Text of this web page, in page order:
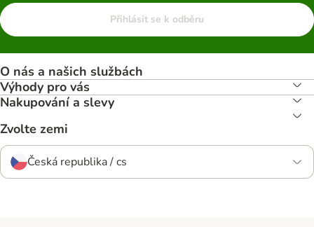
Přihlásit se k odběru
O nás a našich službách
Výhody pro vás
Nakupování a slevy
Zvolte zemi
Česká republika / cs